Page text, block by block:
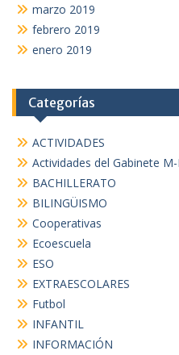
marzo 2019
febrero 2019
enero 2019
Categorías
ACTIVIDADES
Actividades del Gabinete M-
BACHILLERATO
BILINGÜISMO
Cooperativas
Ecoescuela
ESO
EXTRAESCOLARES
Futbol
INFANTIL
INFORMACIÓN